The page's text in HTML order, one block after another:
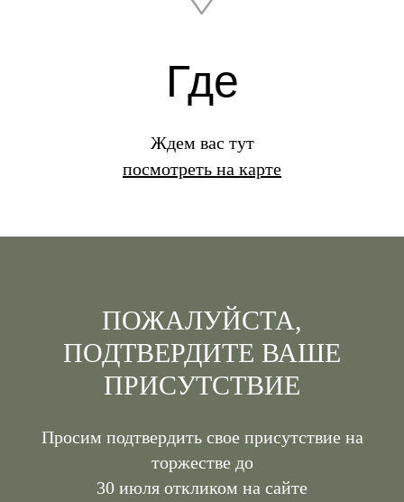
Где
Ждем вас тут
посмотреть на карте
ПОЖАЛУЙСТА,
ПОДТВЕРДИТЕ ВАШЕ
ПРИСУТСТВИЕ
Просим подтвердить свое присутствие на
торжестве до
30 июля откликом на сайте